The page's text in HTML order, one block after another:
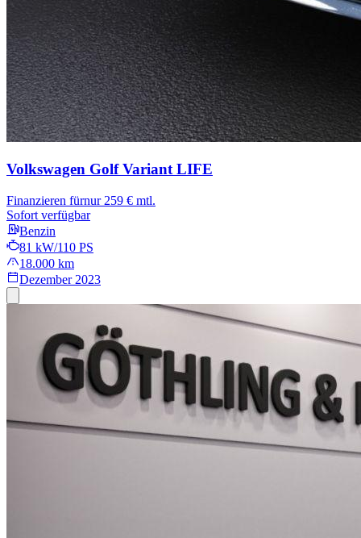
Volkswagen Golf Variant LIFE
Finanzieren fürnur 259 € mtl.
Sofort verfügbar
Benzin
81 kW/110 PS
18.000 km
Dezember 2023